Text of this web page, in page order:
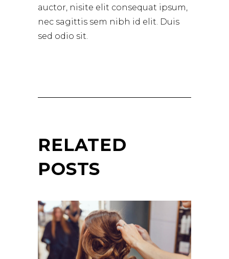
auctor, nisite elit consequat ipsum,
nec sagittis sem nibh id elit. Duis
sed odio sit.
RELATED
POSTS